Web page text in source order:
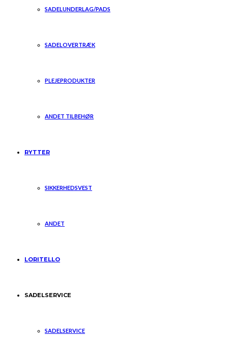
SADELUNDERLAG/PADS
SADELOVERTRÆK
PLEJEPRODUKTER
ANDET TILBEHØR
RYTTER
SIKKERHEDSVEST
ANDET
LORITELLO
SADELSERVICE
SADELSERVICE